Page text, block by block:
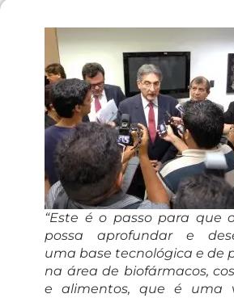
“Este é o passo para que
possa aprofundar e
uma base tecnológica e de
na área de biofármacos,
e alimentos, que é uma